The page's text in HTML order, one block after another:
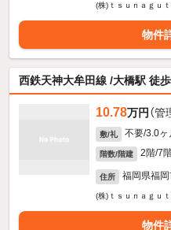
(株)ｔｓｕｎａｇｕｔ
物件
西鉄天神大牟田線 /大橋駅 徒
10.78万円 （
敷/礼 不要/3.0ヶ
階数/階建 2階/7
住所 福岡県福
(株)ｔｓｕｎａｇｕｔ
物件